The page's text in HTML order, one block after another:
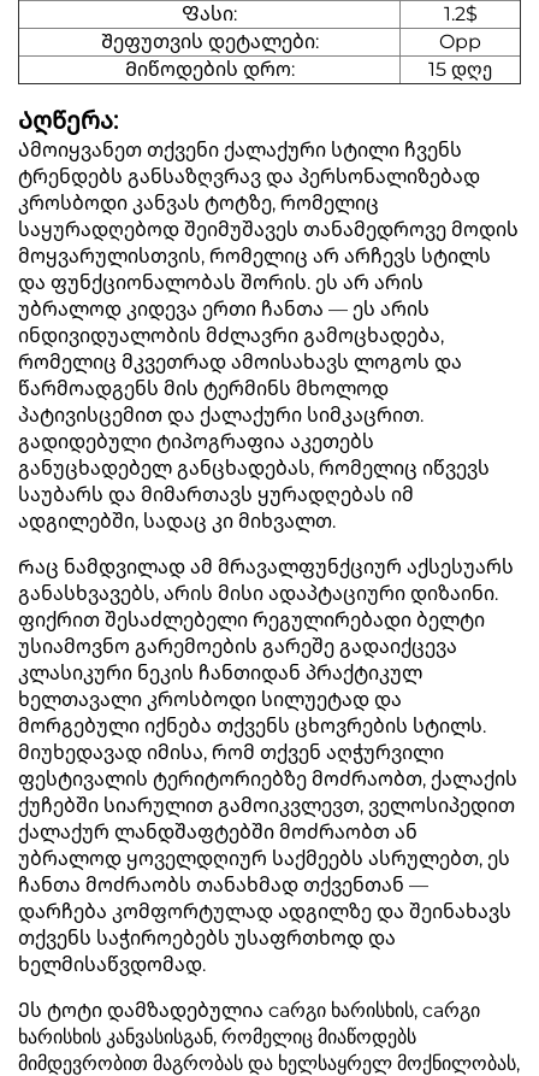
Ფასი:
1.2$
Შეფუთვის დეტალები:
Opp
Მიწოდების დრო:
15 დღე
Აღწერა:
Ამოიყვანეთ თქვენი ქალაქური სტილი ჩვენს
ტრენდებს განსაზღვრავ და პერსონალიზებად
კროსბოდი კანვას ტოტზე, რომელიც
საყურადღებოდ შეიმუშავეს თანამედროვე მოდის
მოყვარულისთვის, რომელიც არ არჩევს სტილს
და ფუნქციონალობას შორის. ეს არ არის
უბრალოდ კიდევა ერთი ჩანთა — ეს არის
ინდივიდუალობის მძლავრი გამოცხადება,
რომელიც მკვეთრად ამოისახავს ლოგოს და
წარმოადგენს მის ტერმინს მხოლოდ
პატივისცემით და ქალაქური სიმკაცრით.
გადიდებული ტიპოგრაფია აკეთებს
განუცხადებელ განცხადებას, რომელიც იწვევს
საუბარს და მიმართავს ყურადღებას იმ
ადგილებში, სადაც კი მიხვალთ.
Რაც ნამდვილად ამ მრავალფუნქციურ აქსესუარს
განასხვავებს, არის მისი ადაპტაციური დიზაინი.
ფიქრით შესაძლებელი რეგულირებადი ბელტი
უსიამოვნო გარემოების გარეშე გადაიქცევა
კლასიკური ნეკის ჩანთიდან პრაქტიკულ
ხელთავალი კროსბოდი სილუეტად და
მორგებული იქნება თქვენს ცხოვრების სტილს.
მიუხედავად იმისა, რომ თქვენ აღჭურვილი
ფესტივალის ტერიტორიებზე მოძრაობთ, ქალაქის
ქუჩებში სიარულით გამოიკვლევთ, ველოსიპედით
ქალაქურ ლანდშაფტებში მოძრაობთ ან
უბრალოდ ყოველდღიურ საქმეებს ასრულებთ, ეს
ჩანთა მოძრაობს თანახმად თქვენთან —
დარჩება კომფორტულად ადგილზე და შეინახავს
თქვენს საჭიროებებს უსაფრთხოდ და
ხელმისაწვდომად.
Ეს ტოტი დამზადებულია caრგი ხარისხის, caრგი
ხარისხის კანვასისგან, რომელიც მიაწოდებს
მიმდევრობით მაგრობას და ხელსაყრელ მოქნილობას,